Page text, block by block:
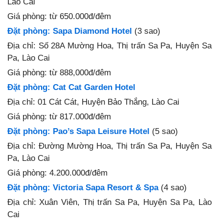
Giá phòng: từ 650.000đ/đêm
Đặt phòng: Sapa Diamond Hotel (3 sao)
Địa chỉ: Số 28A Mường Hoa, Thị trấn Sa Pa, Huyện Sa
Pa, Lào Cai
Giá phòng: từ 888,000đ/đêm
Đặt phòng: Cat Cat Garden Hotel
Địa chỉ: 01 Cát Cát, Huyện Bảo Thắng, Lào Cai
Giá phòng: từ 817.000đ/đêm
Đặt phòng: Pao’s Sapa Leisure Hotel (5 sao)
Địa chỉ: Đường Mường Hoa, Thị trấn Sa Pa, Huyện Sa
Pa, Lào Cai
Giá phòng: 4.200.000đ/đêm
Đặt phòng: Victoria Sapa Resort & Spa (4 sao)
Địa chỉ: Xuân Viên, Thị trấn Sa Pa, Huyện Sa Pa, Lào
Cai